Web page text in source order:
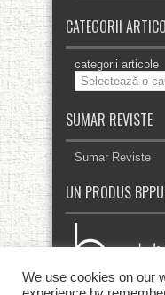
CATEGORII
categorii articole
SUMAR REVISTE
Sumar Reviste
UN PRODUS
We use cookies on our